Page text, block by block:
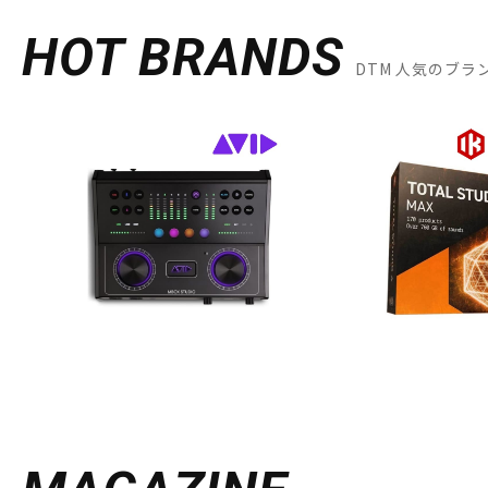
HOT BRANDS DTM 人気のブラ